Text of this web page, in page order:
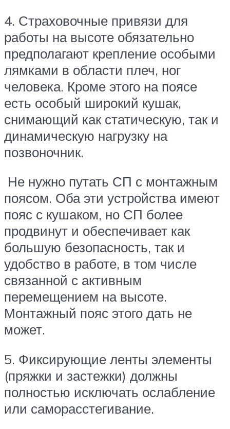
4. Страховочные привязи для
работы на высоте обязательно
предполагают крепление особыми
лямками в области плеч, ног
человека. Кроме этого на поясе
есть особый широкий кушак,
снимающий как статическую, так и
динамическую нагрузку на
позвоночник.
Не нужно путать СП с монтажным
поясом. Оба эти устройства имеют
пояс с кушаком, но СП более
продвинут и обеспечивает как
большую безопасность, так и
удобство в работе, в том числе
связанной с активным
перемещением на высоте.
Монтажный пояс этого дать не
может.
5. Фиксирующие ленты элементы
(пряжки и застежки) должны
полностью исключать ослабление
или саморасстегивание.